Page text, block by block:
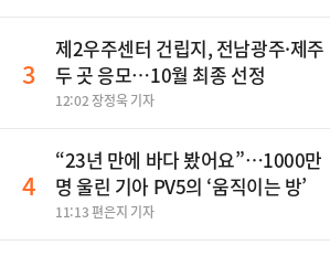
3
제2우주센터 건립지, 전남광주·제주
두 곳 응모…10월 최종 선정
12:02 장정욱 기자
4
“23년 만에 바다 봤어요”…1000만
명 울린 기아 PV5의 ‘움직이는 방’
11:13 편은지 기자